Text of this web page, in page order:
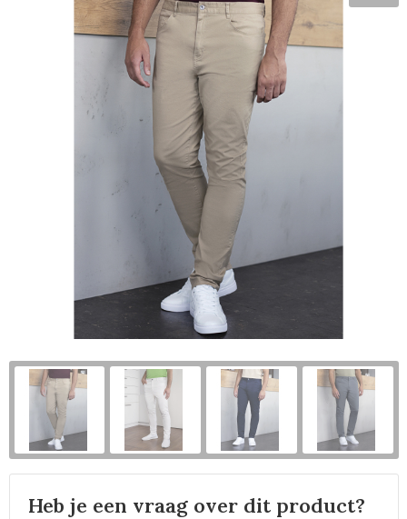
Beurs en evenementen
Bloemen en planten
Heb je een vraag over dit product?